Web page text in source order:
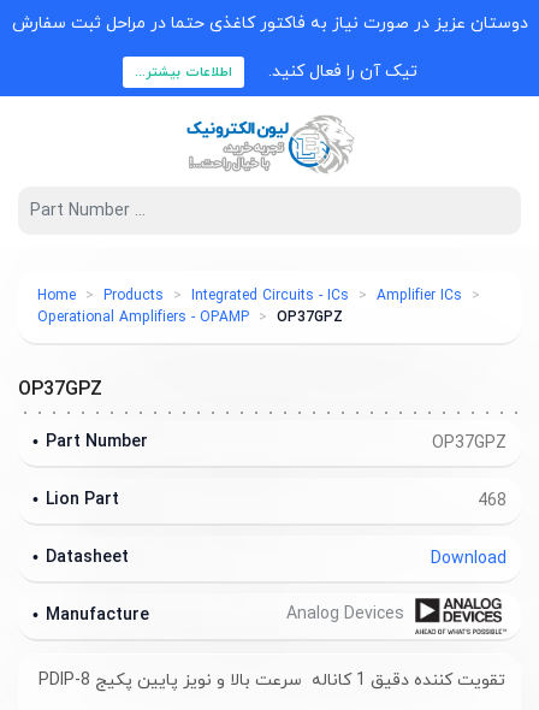
دوستان عزیز در صورت نیاز به فاکتور کاغذی حتما در مراحل ثبت سفارش
تیک آن را فعال کنید. اطلاعات بیشتر...
Home Products Integrated Circuits - ICs
Amplifier ICs
Operational Amplifiers - OPAMP
OP37GPZ
OP37GPZ
OP37GPZ
Part Number
468
Lion Part
Download
Datasheet
Manufacture
تقویت کننده دقیق 1 کاناله سرعت بالا و نویز پایین پکیج PDIP-8